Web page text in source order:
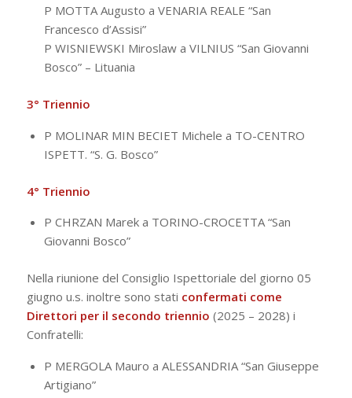
P MOTTA Augusto a VENARIA REALE “San
Francesco d’Assisi”
P WISNIEWSKI Miroslaw a VILNIUS “San Giovanni
Bosco” – Lituania
3° Triennio
P MOLINAR MIN BECIET Michele a TO-CENTRO
ISPETT. “S. G. Bosco”
4° Triennio
P CHRZAN Marek a TORINO-CROCETTA “San
Giovanni Bosco”
Nella riunione del Consiglio Ispettoriale del giorno 05
giugno u.s. inoltre sono stati confermati come
Direttori per il secondo triennio (2025 – 2028) i
Confratelli:
P MERGOLA Mauro a ALESSANDRIA “San Giuseppe
Artigiano”